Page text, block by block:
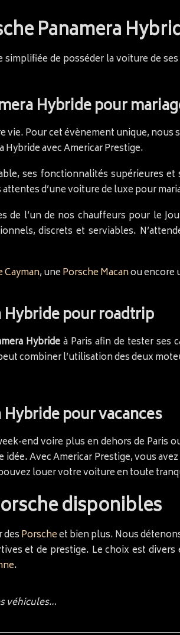
Panamera
de posséder la voiture de
Hybride pour
vie. Pour cet évènement unique,
Hybride avec Americar Prestige.
ses fonctionnalités supérieures et
d’une voiture de luxe pour
de l’un de nos chauffeurs pour le
discrets et serviables.
Cayman, unePorsche Macanou encore
Hybride pour roadtrip
Hybrideà Paris afin de tester ses
combiner l’utilisation des deux
pour vacances
end voire plus en dehors de Paris
Avec Americar Prestige, vous
louer votre voiture en toute
disponibles
desPorscheet bien plus. Nous
et de prestige. Le choix est
.
véhicules…